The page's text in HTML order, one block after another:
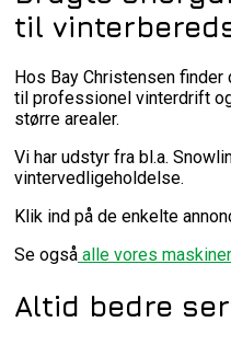
til
Hos Bay Christensen
til professionel vinterdrift
større arealer.
Vi har udstyr fra bl.a.
vintervedligeholdelse.
Klik ind på de enkelte
Se også alle vores
Altid bedre